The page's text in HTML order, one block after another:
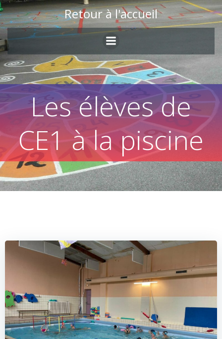
Skip
to
content
Retour à l'accueil
Les élèves de
CE1 à la piscine